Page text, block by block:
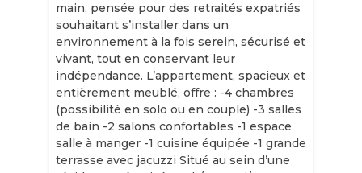
main, pensée pour des retraités expatriés
souhaitant s’installer dans un
environnement à la fois serein, sécurisé et
vivant, tout en conservant leur
indépendance. L’appartement, spacieux et
entièrement meublé, offre : -4 chambres
(possibilité en solo ou en couple) -3 salles
de bain -2 salons confortables -1 espace
salle à manger -1 cuisine équipée -1 grande
terrasse avec jacuzzi Situé au sein d’une